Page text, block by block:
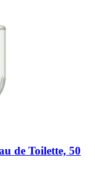
de Toilette, 50